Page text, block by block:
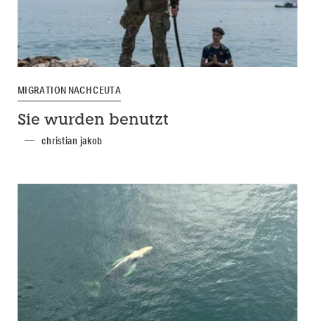
MIGRATION NACH CEUTA
Sie wurden benutzt
christian jakob